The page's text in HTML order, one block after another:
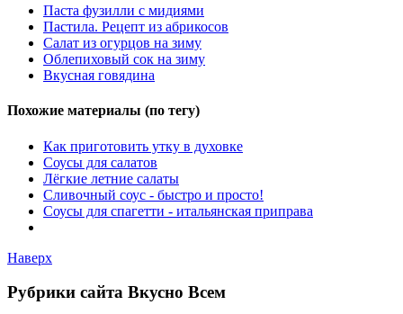
Паста фузилли с мидиями
Пастила. Рецепт из абрикосов
Салат из огурцов на зиму
Облепиховый сок на зиму
Вкусная говядина
Похожие материалы (по тегу)
Как приготовить утку в духовке
Соусы для салатов
Лёгкие летние салаты
Сливочный соус - быстро и просто!
Соусы для спагетти - итальянская приправа
Наверх
Рубрики сайта Вкусно Всем